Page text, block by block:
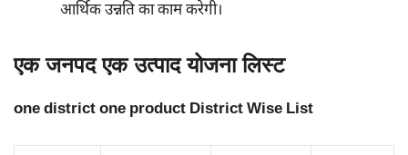
आर्थिक उन्नति का काम करेगी।
एक जनपद एक उत्पाद योजना लिस्ट
one district one product District Wise List